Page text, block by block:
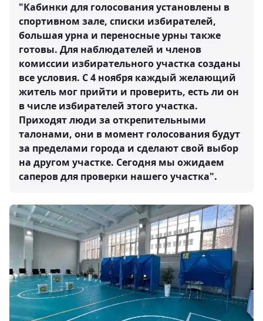
"Кабинки для голосования установлены в
спортивном зале, списки избирателей,
большая урна и переносные урны также
готовы. Для наблюдателей и членов
комиссии избирательного участка созданы
все условия. С 4 ноября каждый желающий
житель мог прийти и проверить, есть ли он
в числе избирателей этого участка.
Приходят люди за открепительными
талонами, они в момент голосования будут
за пределами города и сделают свой выбор
на другом участке. Сегодня мы ожидаем
саперов для проверки нашего участка".